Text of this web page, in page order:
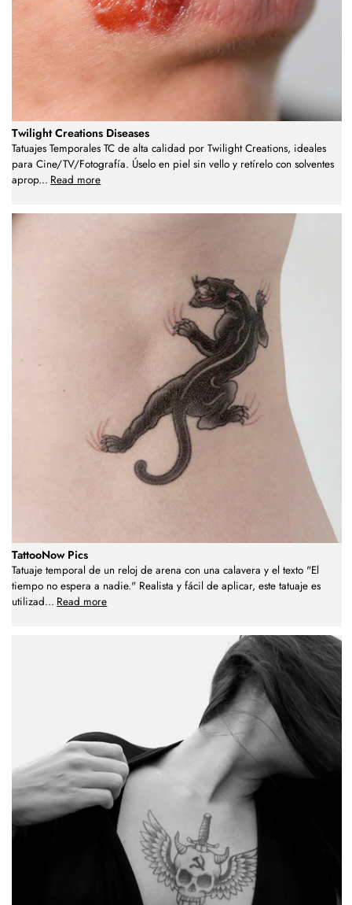
Twilight Creations Diseases
Tatuajes Temporales TC de alta calidad por Twilight Creations, ideales
para Cine/TV/Fotografía. Úselo en piel sin vello y retírelo con solventes
aprop... Read more
TattooNow Pics
Tatuaje temporal de un reloj de arena con una calavera y el texto "El
tiempo no espera a nadie." Realista y fácil de aplicar, este tatuaje es
utilizad... Read more